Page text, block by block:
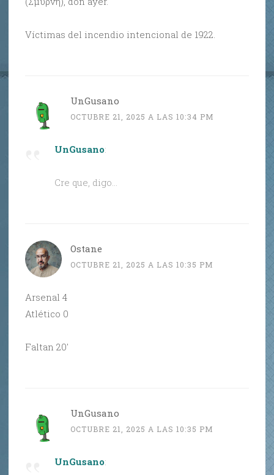
Víctimas del incendio intencional de 1922.
UnGusano
OCTUBRE 21, 2025 A LAS 10:34 PM
UnGusano:
Cre que, digo…
Ostane
OCTUBRE 21, 2025 A LAS 10:35 PM
Arsenal 4
Atlético 0
Faltan 20′
UnGusano
OCTUBRE 21, 2025 A LAS 10:35 PM
UnGusano: